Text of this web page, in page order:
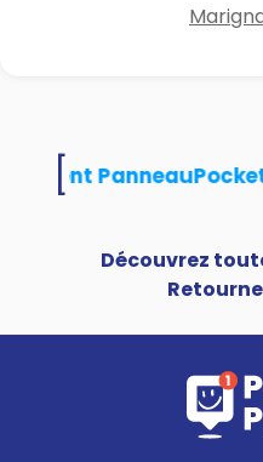
PanneauPocket
Découvrez